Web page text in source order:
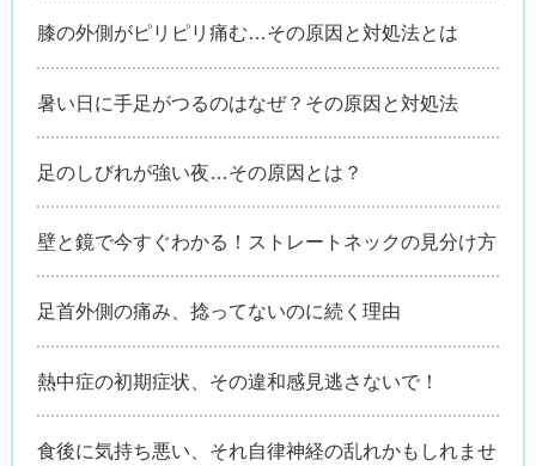
膝の外側がピリピリ痛む…その原因と対処法とは
暑い日に手足がつるのはなぜ？その原因と対処法
足のしびれが強い夜…その原因とは？
壁と鏡で今すぐわかる！ストレートネックの見分け方
足首外側の痛み、捻ってないのに続く理由
熱中症の初期症状、その違和感見逃さないで！
食後に気持ち悪い、それ自律神経の乱れかもしれませ